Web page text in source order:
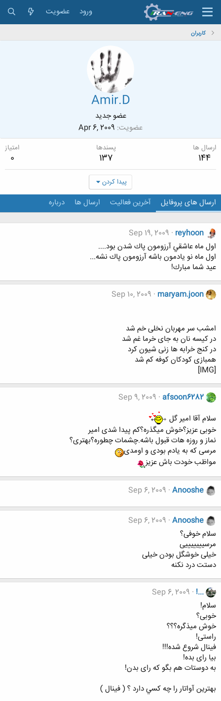
ورود عضویت
کاربران
Amir.D
عضو جدید
عضویت Apr 6, 2009
ارسال ها
144
پسندها
137
امتیاز
0
پیدا کردن
ارسال های پروفایل آخرین فعالیت ارسال ها درباره
reyhoon
Sep 19, 2009
اول ماه عاشقي آرزومون پاك شدن بود....
اول ماه نو يادمون باشه آرزومون پاك نشه...
عيد شما مبارك!
maryam.joon
Sep 10, 2009
امشب سر مهربان نخلی خم شد
در کیسه نان به جای خرما غم شد
در کنج خرابه ها زنی شیون کرد
همبازی کودکان کوفه کم شد
[IMG]
afsoon6282
Sep 9, 2009
سلام آقا امیر گل
خوبی عزیز؟خوش میگذره؟کم پیدا شدی امیر
نماز و روزه هات قبول باشه.چشمات چطوره؟بهتری؟
مرسی که به یادم بودی و اومدی
مواظب خودت باش عزیز
Anooshe
Sep 6, 2009
Anooshe
Sep 6, 2009
سلام خوفی؟
مرسیییییییی
خیلی خوشگل بودن خیلی
دستت درد نکنه
!...
Sep 6, 2009
سلام!
خوبی؟
خوش میذگره؟؟؟
راستی!
فینال شروع شده!!!
بیا رای بده!
به دوستات هم بگو که رای بدن!
بهترين آواتار را چه كسي دارد ؟ ( فينال )